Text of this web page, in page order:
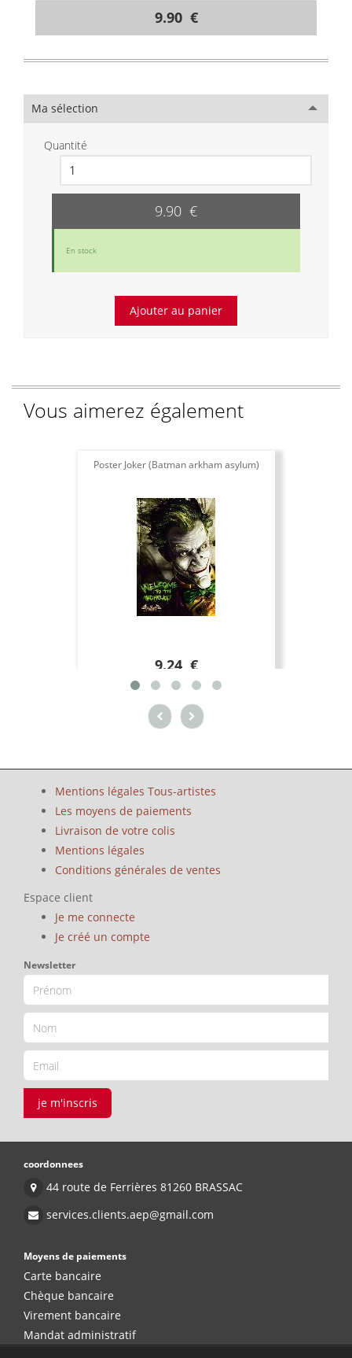
9.90 €
Ma sélection
Quantité
9.90 €
En stock
Vous aimerez également
Poster Joker (Batman arkham asylum)
9.24 €
Mentions légales Tous-artistes
Les moyens de paiements
Livraison de votre colis
Mentions légales
Conditions générales de ventes
Espace client
Je me connecte
Je créé un compte
Newsletter
je m'inscris
coordonnees
44 route de Ferrières 81260 BRASSAC
services.clients.aep@gmail.com
Moyens de paiements
Carte bancaire
Chèque bancaire
Virement bancaire
Mandat administratif